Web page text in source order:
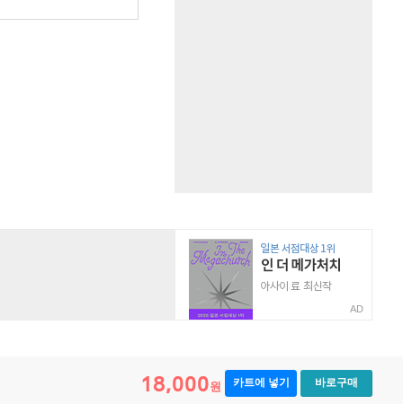
AD
18,000원 카트에 넣기 바로구매